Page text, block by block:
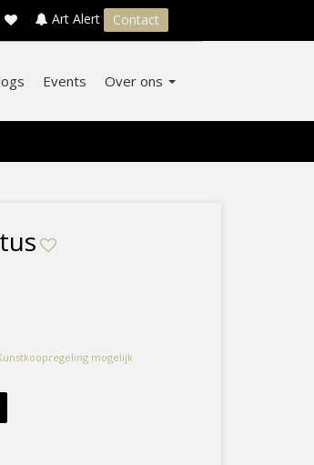
Art Alert Contact
Events Over ons
mogelijk